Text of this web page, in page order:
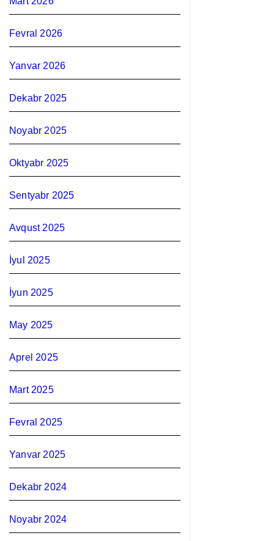
Fevral 2026
Yanvar 2026
Dekabr 2025
Noyabr 2025
Oktyabr 2025
Sentyabr 2025
Avqust 2025
İyul 2025
İyun 2025
May 2025
Aprel 2025
Mart 2025
Fevral 2025
Yanvar 2025
Dekabr 2024
Noyabr 2024